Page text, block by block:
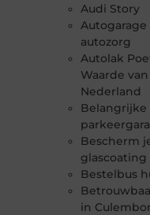
Audi Story
autozorg
Autolak
Waarde
Nederland
Bescherm
glascoating
Bestelbus
in